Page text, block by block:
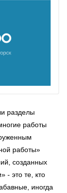
разделы
работы
работы»
созданных
- это те, кто
иногда